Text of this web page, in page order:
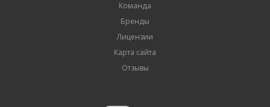
Команда
Бренды
Лицензии
Карта сайта
Отзывы